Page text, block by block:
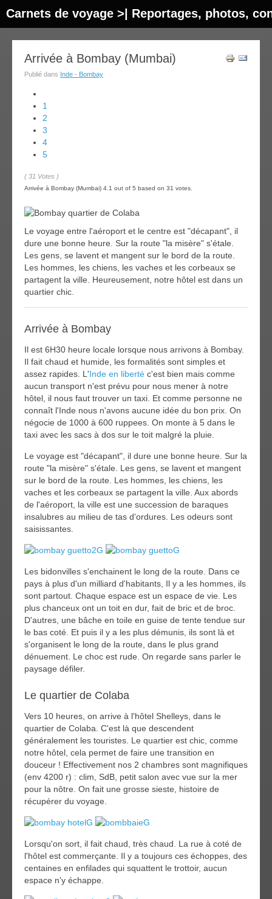
Carnets de voyage >| Reportages, photos,
Arrivée à Bombay (Mumbai)
Publié dans Inde - Bombay
1
2
3
4
5
( 31 Votes )
Arrivée à Bombay (Mumbai) 4.1 out of 5 based on 31 votes.
Le voyage entre l'aéroport et le centre est "décapant", il
dure une bonne heure. Sur la route "la misère" s'étale.
Les gens, se lavent et mangent sur le bord de la route.
Les hommes, les chiens, les vaches et les corbeaux se
partagent la ville. Heureusement, notre hôtel est dans un
quartier chic.
Arrivée à Bombay
Il est 6H30 heure locale lorsque nous arrivons à Bombay.
Il fait chaud et humide, les formalités sont simples et
assez rapides. L'Inde en liberté c'est bien mais comme
aucun transport n'est prévu pour nous mener à notre
hôtel, il nous faut trouver un taxi. Et comme personne ne
connaît l'Inde nous n'avons aucune idée du bon prix. On
négocie de 1000 à 600 ruppees. On monte à 5 dans le
taxi avec les sacs à dos sur le toit malgré la pluie.
Le voyage est "décapant", il dure une bonne heure. Sur la
route "la misère" s'étale. Les gens, se lavent et mangent
sur le bord de la route. Les hommes, les chiens, les
vaches et les corbeaux se partagent la ville. Aux abords
de l'aéroport, la ville est une succession de baraques
insalubres au milieu de tas d'ordures. Les odeurs sont
saisissantes.
Les bidonvilles s'enchainent le long de la route. Dans ce
pays à plus d'un milliard d'habitants, Il y a les hommes, ils
sont partout. Chaque espace est un espace de vie. Les
plus chanceux ont un toit en dur, fait de bric et de broc.
D'autres, une bâche en toile en guise de tente tendue sur
le bas coté. Et puis il y a les plus démunis, ils sont là et
s'organisent le long de la route, dans le plus grand
dénuement. Le choc est rude. On regarde sans parler le
paysage défiler.
Le quartier de Colaba
Vers 10 heures, on arrive à l'hôtel Shelleys, dans le
quartier de Colaba. C'est là que descendent
généralement les touristes. Le quartier est chic, comme
notre hôtel, cela permet de faire une transition en
douceur ! Effectivement nos 2 chambres sont magnifiques
(env 4200 r) : clim, SdB, petit salon avec vue sur la mer
pour la nôtre. On fait une grosse sieste, histoire de
récupérer du voyage.
Lorsqu'on sort, il fait chaud, très chaud. La rue à coté de
l'hôtel est commerçante. Il y a toujours ces échoppes, des
centaines en enfilades qui squattent le trottoir, aucun
espace n'y échappe.